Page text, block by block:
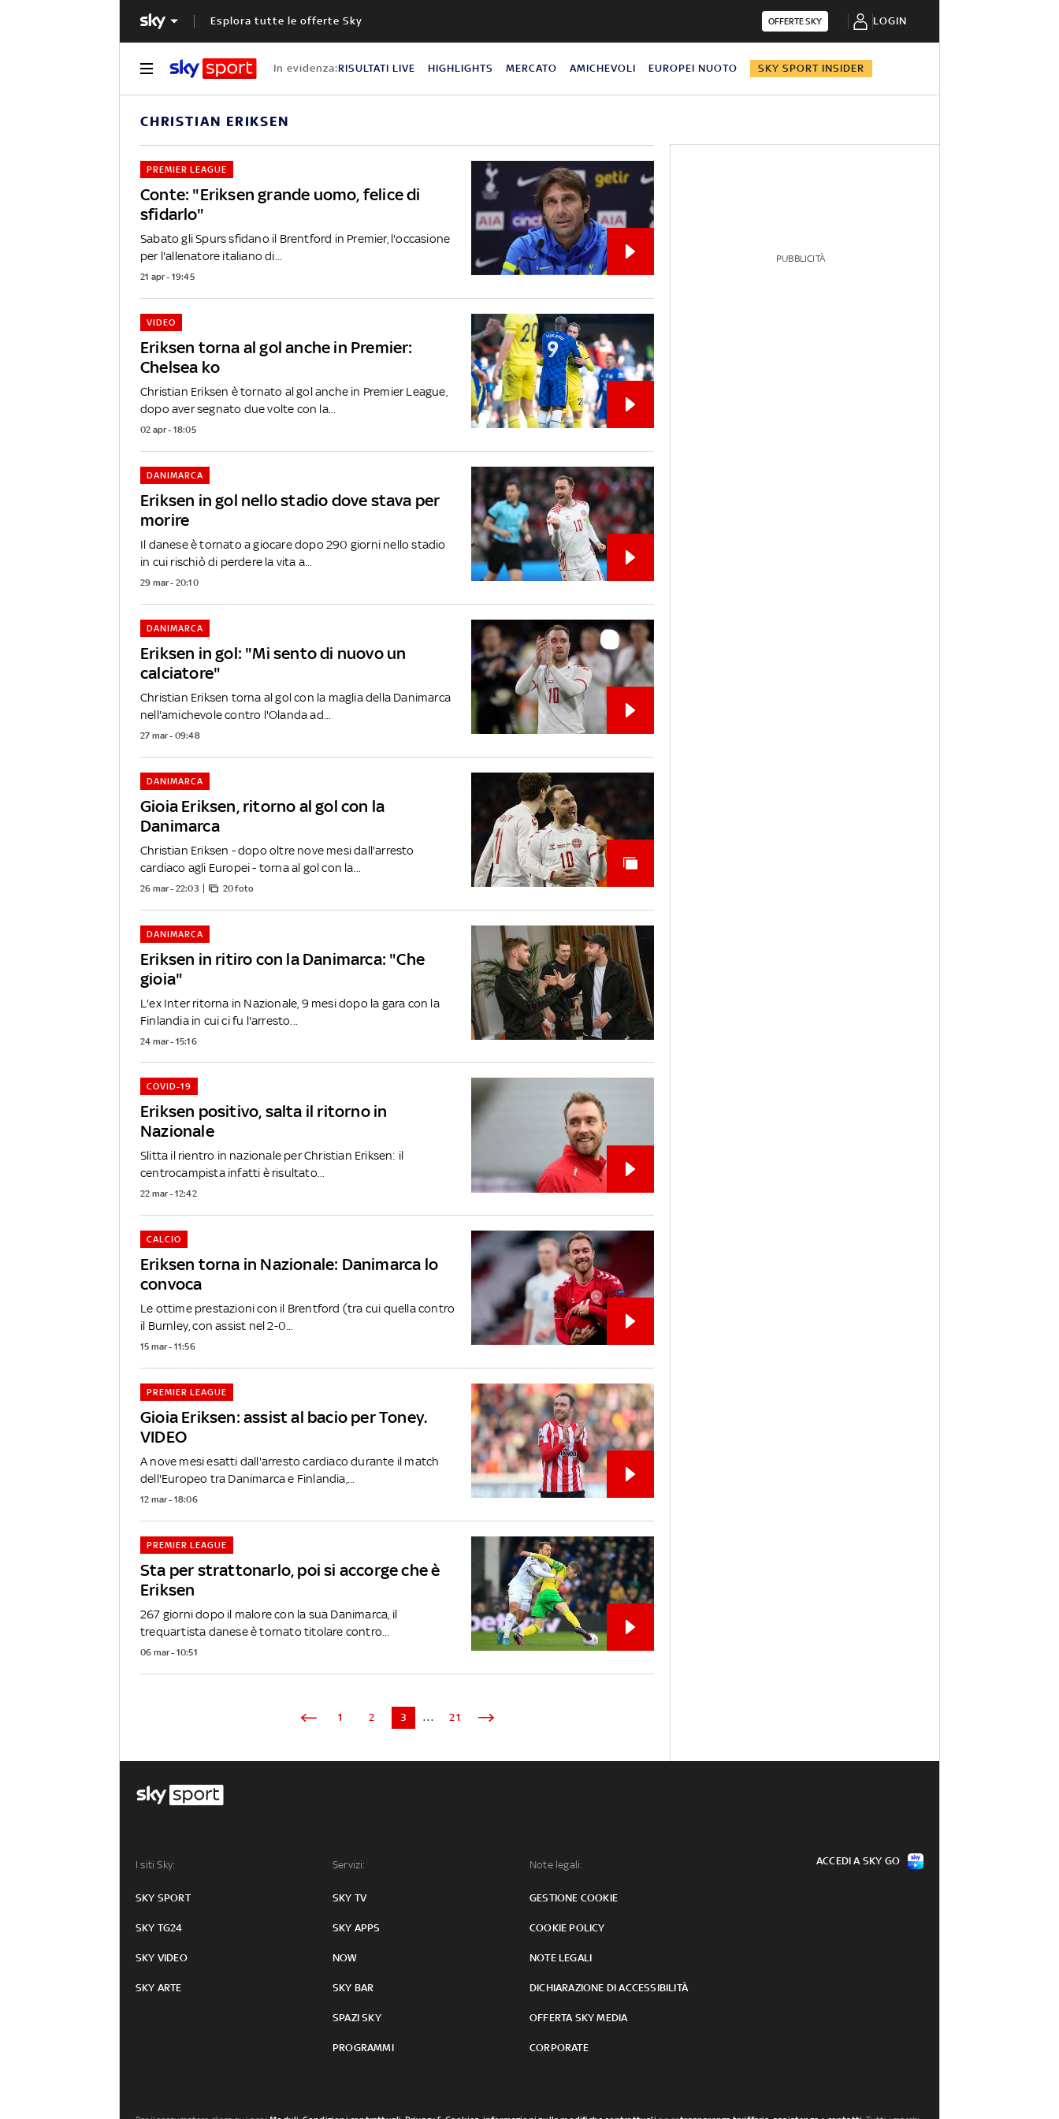
Esplora tutte le offerte Sky OFFERTE SKY LOGIN
In evidenza:RISULTATI LIVE HIGHLIGHTS MERCATO AMICHEVOLI EUROPEI NUOTO SKY SPORT INSIDER
CHRISTIAN ERIKSEN
Conte: "Eriksen grande uomo, felice di
sfidarlo"
PREMIER LEAGUE
Sabato gli Spurs sfidano il Brentford in Premier, l'occasione
per l'allenatore italiano di...
21 apr - 19:45
Eriksen torna al gol anche in Premier:
Chelsea ko
VIDEO
Christian Eriksen è tornato al gol anche in Premier League,
dopo aver segnato due volte con la...
02 apr - 18:05
Eriksen in gol nello stadio dove stava per
morire
DANIMARCA
Il danese è tornato a giocare dopo 290 giorni nello stadio
in cui rischiò di perdere la vita a...
29 mar - 20:10
Eriksen in gol: "Mi sento di nuovo un
calciatore"
DANIMARCA
Christian Eriksen torna al gol con la maglia della Danimarca
nell'amichevole contro l'Olanda ad...
27 mar - 09:48
Gioia Eriksen, ritorno al gol con la
Danimarca
DANIMARCA
Christian Eriksen - dopo oltre nove mesi dall'arresto
cardiaco agli Europei - torna al gol con la...
26 mar - 22:03 20 foto
Eriksen in ritiro con la Danimarca: "Che
gioia"
DANIMARCA
L'ex Inter ritorna in Nazionale, 9 mesi dopo la gara con la
Finlandia in cui ci fu l'arresto...
24 mar - 15:16
Eriksen positivo, salta il ritorno in
Nazionale
COVID-19
Slitta il rientro in nazionale per Christian Eriksen: il
centrocampista infatti è risultato...
22 mar - 12:42
Eriksen torna in Nazionale: Danimarca lo
convoca
CALCIO
Le ottime prestazioni con il Brentford (tra cui quella contro
il Burnley, con assist nel 2-0...
15 mar - 11:56
Gioia Eriksen: assist al bacio per Toney.
VIDEO
PREMIER LEAGUE
A nove mesi esatti dall'arresto cardiaco durante il match
dell'Europeo tra Danimarca e Finlandia,...
12 mar - 18:06
Sta per strattonarlo, poi si accorge che è
Eriksen
PREMIER LEAGUE
267 giorni dopo il malore con la sua Danimarca, il
trequartista danese è tornato titolare contro...
06 mar - 10:51
1 2 3 ... 21
PUBBLICITÀ
I siti Sky:
SKY SPORT
SKY TG24
SKY VIDEO
SKY ARTE
Servizi:
SKY TV
SKY APPS
NOW
SKY BAR
SPAZI SKY
PROGRAMMI
Note legali:
GESTIONE COOKIE
COOKIE POLICY
NOTE LEGALI
DICHIARAZIONE DI ACCESSIBILITÀ
OFFERTA SKY MEDIA
CORPORATE
ACCEDI A SKY GO